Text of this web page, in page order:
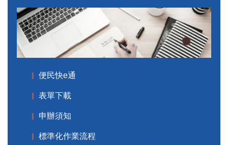
便民快e通
表單下載
申辦須知
標準化作業流程